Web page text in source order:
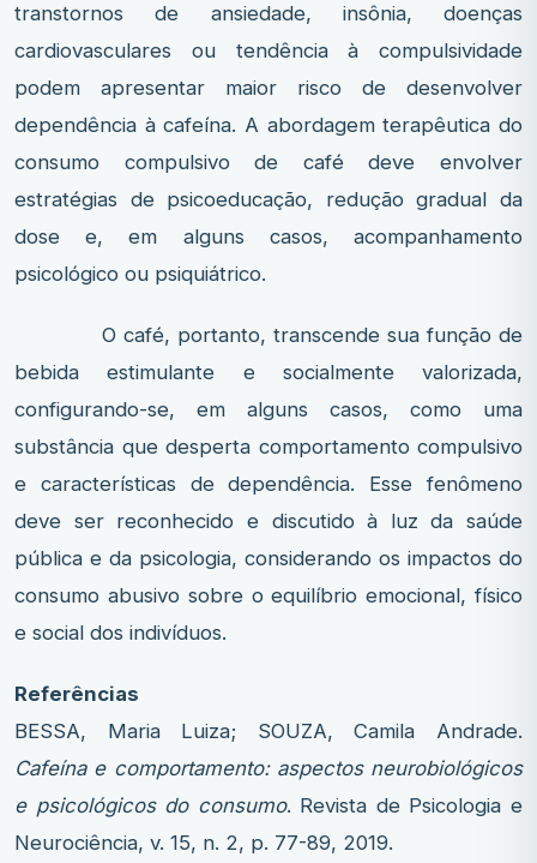
transtornos de ansiedade, insônia, doenças
cardiovasculares ou tendência à compulsividade
podem apresentar maior risco de desenvolver
dependência à cafeína. A abordagem terapêutica do
consumo compulsivo de café deve envolver
estratégias de psicoeducação, redução gradual da
dose e, em alguns casos, acompanhamento
psicológico ou psiquiátrico.
O café, portanto, transcende sua função de
bebida estimulante e socialmente valorizada,
configurando-se, em alguns casos, como uma
substância que desperta comportamento compulsivo
e características de dependência. Esse fenômeno
deve ser reconhecido e discutido à luz da saúde
pública e da psicologia, considerando os impactos do
consumo abusivo sobre o equilíbrio emocional, físico
e social dos indivíduos.
Referências
BESSA, Maria Luiza; SOUZA, Camila Andrade.
Cafeína e comportamento: aspectos neurobiológicos
e psicológicos do consumo. Revista de Psicologia e
Neurociência, v. 15, n. 2, p. 77-89, 2019.